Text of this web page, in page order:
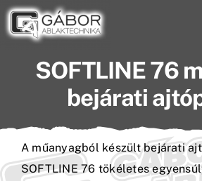
Skip
to
Kezdőlap
Szolgáltatások
SOFTLINE 76
bejárati
A műanyagból készült bejárati
SOFTLINE 76 tökéletes